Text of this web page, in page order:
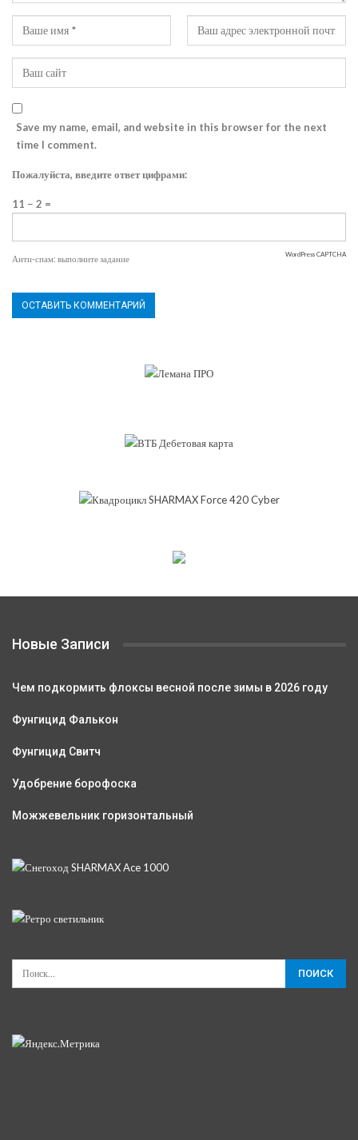
Save my name, email, and website in this browser for the next
time I comment.
Пожалуйста, введите ответ цифрами:
11 − 2 =
Анти-спам: выполните задание WordPress CAPTCHA
Новые Записи
Чем подкормить флоксы весной после зимы в 2026 году
Фунгицид Фалькон
Фунгицид Свитч
Удобрение борофоска
Можжевельник горизонтальный